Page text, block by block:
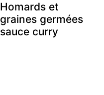
Homards et
graines germées
sauce curry